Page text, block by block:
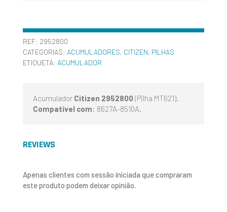
REF: 2952800
CATEGORIAS: ACUMULADORES, CITIZEN, PILHAS
ETIQUETA: ACUMULADOR
Acumulador Citizen 2952800 (Pilha MT621).
Compatível com: 8627A-8510A.
REVIEWS
Apenas clientes com sessão iniciada que compraram
este produto podem deixar opinião.